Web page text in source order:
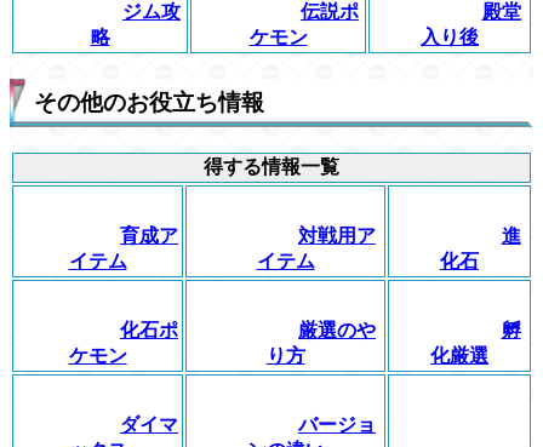
ジム攻
略
伝説ポ
ケモン
殿堂
入り後
その他のお役立ち情報
得する情報一覧
育成ア
イテム
対戦用ア
イテム
進
化石
化石ポ
ケモン
厳選のや
り方
孵
化厳選
ダイマ
バージョ